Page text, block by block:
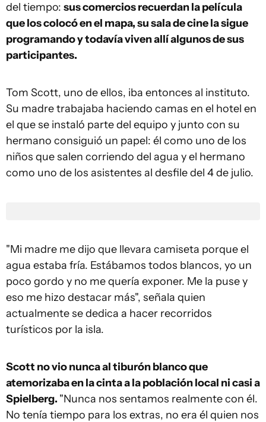
del tiempo: sus comercios recuerdan la película
que los colocó en el mapa, su sala de cine la sigue
programando y todavía viven allí algunos de sus
participantes.
Tom Scott, uno de ellos, iba entonces al instituto.
Su madre trabajaba haciendo camas en el hotel en
el que se instaló parte del equipo y junto con su
hermano consiguió un papel: él como uno de los
niños que salen corriendo del agua y el hermano
como uno de los asistentes al desfile del 4 de julio.
"Mi madre me dijo que llevara camiseta porque el
agua estaba fría. Estábamos todos blancos, yo un
poco gordo y no me quería exponer. Me la puse y
eso me hizo destacar más", señala quien
actualmente se dedica a hacer recorridos
turísticos por la isla.
Scott no vio nunca al tiburón blanco que
atemorizaba en la cinta a la población local ni casi a
Spielberg. "Nunca nos sentamos realmente con él.
No tenía tiempo para los extras, no era él quien nos